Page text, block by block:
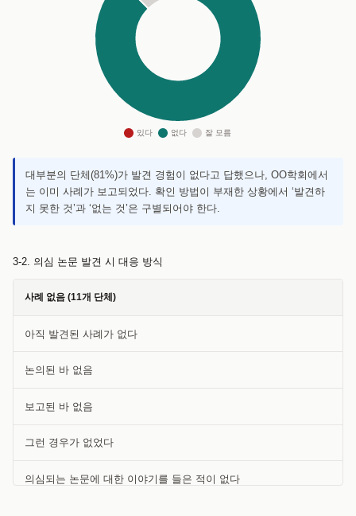
대부분의 단체(81%)가 발견 경험이 없다고 답했으나, OO학회에서
는 이미 사례가 보고되었다. 확인 방법이 부재한 상황에서 ‘발견하
지 못한 것’과 ‘없는 것’은 구별되어야 한다.
3-2. 의심 논문 발견 시 대응 방식
사례 없음 (11개 단체)
아직 발견된 사례가 없다
논의된 바 없음
보고된 바 없음
그런 경우가 없었다
의심되는 논문에 대한 이야기를 들은 적이 없다